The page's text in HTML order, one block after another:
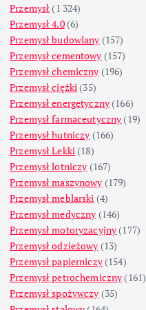
Przemysł (1 324)
Przemysł 4.0(6)
Przemysł budowlany (157)
Przemysł cementowy (157)
Przemysł chemiczny (196)
Przemysł ciężki (35)
Przemysł energetyczny (166)
Przemysł farmaceutyczny (19)
Przemysł hutniczy (166)
Przemysł Lekki (18)
Przemysł lotniczy (167)
Przemysł maszynowy (179)
Przemysł meblarski (4)
Przemysł medyczny (146)
Przemysł motoryzacyjny (177)
Przemysł odzieżowy (13)
Przemysł papierniczy(154)
Przemysł petrochemiczny (161)
Przemysł spożywczy (35)